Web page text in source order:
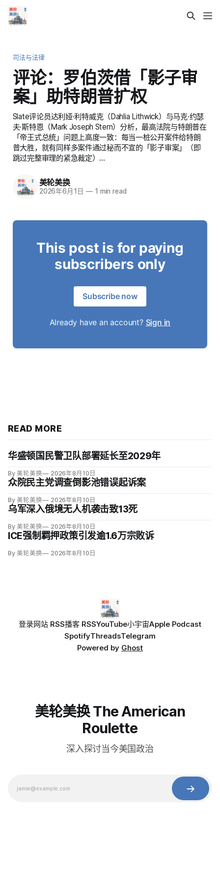
司法与法律
评论：罗伯茨借「影子审
案」助特朗普扩权
Slate评论员达利娅·利特威克（Dahlia Lithwick）与马克·约瑟
夫·斯特恩（Mark Joseph Stern）分析，最高法院与特朗普在
「帝王式总统」问题上高度一致：每当一桩公开案件给特朗
普大胜，就有同样多案件通过秘而不宣的「影子审案」（即
跳过完整审理的紧急裁定）…
美轮美换
2026年6月1日 —1 min read
This post is for paying
subscribers only
Subscribe now
Already have an account? Sign in
READ MORE
华盛顿国民警卫队部署延长至2029年
By 美轮美换 2026年8月10日
众院民主党调查倒影池错误起诉案
By 美轮美换 2026年8月10日
乌军深入俄境无人机袭击致13死
By 美轮美换 2026年8月10日
ICE强制羁押政策引发逾1.6万宗败诉
By 美轮美换 2026年8月10日
登录网站 RSS播客 RSSYouTube小宇宙Apple Podcast
SpotifyThreadsTelegram
Powered by Ghost
美轮美换 The American
Roulette
深入探讨当今美国政治